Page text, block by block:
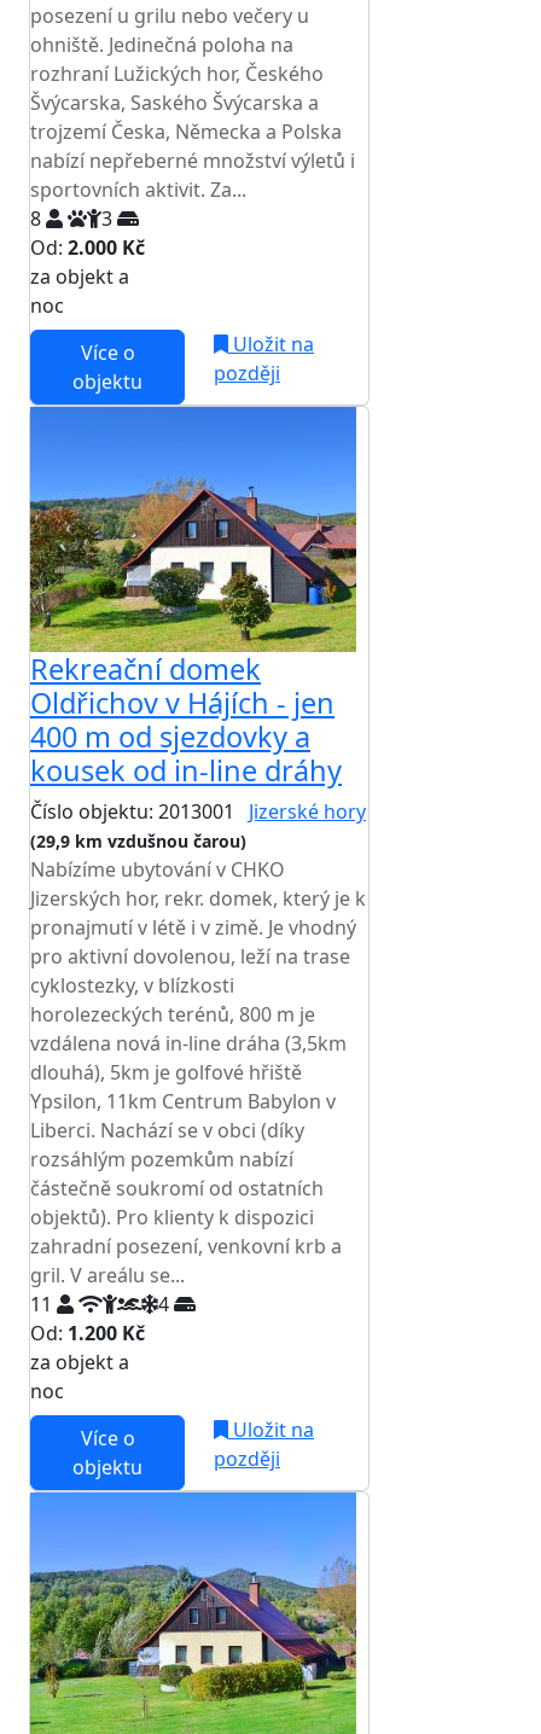
posezení u grilu nebo večery u
ohniště. Jedinečná poloha na
rozhraní Lužických hor, Českého
Švýcarska, Saského Švýcarska a
trojzemí Česka, Německa a Polska
nabízí nepřeberné množství výletů i
sportovních aktivit. Za...
8
3
Od: 2.000 Kč
za objekt a
noc
Více o
objektu
Uložit na
později
Rekreační domek
Oldřichov v Hájích - jen
400 m od sjezdovky a
kousek od in-line dráhy
Číslo objektu: 2013001 Jizerské hory
(29,9 km vzdušnou čarou)
Nabízíme ubytování v CHKO
Jizerských hor, rekr. domek, který je k
pronajmutí v létě i v zimě. Je vhodný
pro aktivní dovolenou, leží na trase
cyklostezky, v blízkosti
horolezeckých terénů, 800 m je
vzdálena nová in-line dráha (3,5km
dlouhá), 5km je golfové hřiště
Ypsilon, 11km Centrum Babylon v
Liberci. Nachází se v obci (díky
rozsáhlým pozemkům nabízí
částečně soukromí od ostatních
objektů). Pro klienty k dispozici
zahradní posezení, venkovní krb a
gril. V areálu se...
11
4
Od: 1.200 Kč
za objekt a
noc
Více o
objektu
Uložit na
později